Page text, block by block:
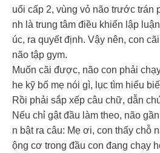
uổi cấp 2, vùng vỏ não trước trán
nh là trung tâm điều khiển lập
úc, ra quyết định. Vậy nên, con
não tập gym.
Muốn cãi được, não con phải
he kỹ bố mẹ nói gì, lục tìm hiểu
Rồi phải sắp xếp câu chữ, dẫn
Nếu chỉ gật đầu làm theo, não
n bật ra câu: Mẹ ơi, con thấy chỗ
ộng cơ trong đầu con đang chạy